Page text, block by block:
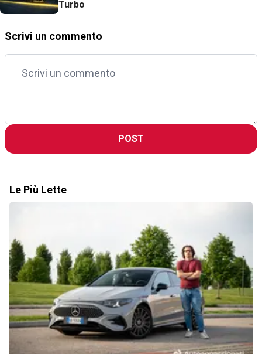
Turbo
Scrivi un commento
POST
Le Più Lette